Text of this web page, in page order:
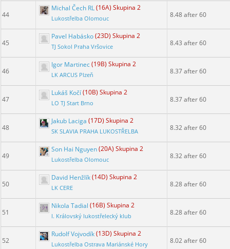
44
Michal Čech RL(16A) Skupina 2
Lukostřelba Olomouc 8.48 after 60
45
Pavel Habásko(23D) Skupina 2
TJ Sokol Praha Vršovice 8.43 after 60
46
Igor Martinec(19B) Skupina 2
LK ARCUS Plzeň 8.37 after 60
47
Lukáš Kočí(10B) Skupina 2
LO TJ Start Brno 8.37 after 60
48
Jakub Laciga (17D) Skupina 2
SK SLAVIA PRAHA LUKOSTŘELBA 8.32 after 60
49
Son Hai Nguyen(20A) Skupina 2
Lukostřelba Olomouc 8.32 after 60
50
David Henžlík(14D) Skupina 2
LK CERE 8.28 after 60
51
Nikola Tadial (16B) Skupina 2
I. Královský lukostřelecký klub 8.28 after 60
52
Rudolf Vojvodík(13D) Skupina 2
Lukostřelba Ostrava Mariánské Hory 8.02 after 60